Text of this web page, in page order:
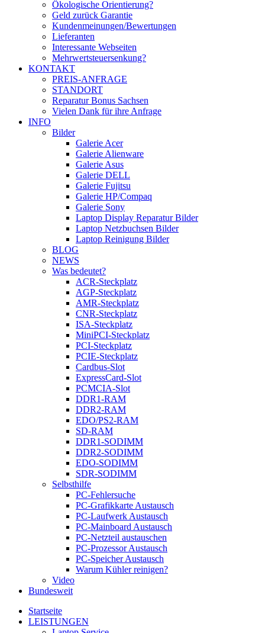
Ökologische Orientierung?
Geld zurück Garantie
Kundenmeinungen/Bewertungen
Lieferanten
Interessante Webseiten
Mehrwertsteuersenkung?
KONTAKT
PREIS-ANFRAGE
STANDORT
Reparatur Bonus Sachsen
Vielen Dank für ihre Anfrage
INFO
Bilder
Galerie Acer
Galerie Alienware
Galerie Asus
Galerie DELL
Galerie Fujitsu
Galerie HP/Compaq
Galerie Sony
Laptop Display Reparatur Bilder
Laptop Netzbuchsen Bilder
Laptop Reinigung Bilder
BLOG
NEWS
Was bedeutet?
ACR-Steckplatz
AGP-Steckplatz
AMR-Steckplatz
CNR-Steckplatz
ISA-Steckplatz
MiniPCI-Steckplatz
PCI-Steckplatz
PCIE-Steckplatz
Cardbus-Slot
ExpressCard-Slot
PCMCIA-Slot
DDR1-RAM
DDR2-RAM
EDO/PS2-RAM
SD-RAM
DDR1-SODIMM
DDR2-SODIMM
EDO-SODIMM
SDR-SODIMM
Selbsthilfe
PC-Fehlersuche
PC-Grafikkarte Austausch
PC-Laufwerk Austausch
PC-Mainboard Austausch
PC-Netzteil austauschen
PC-Prozessor Austausch
PC-Speicher Austausch
Warum Kühler reinigen?
Video
Bundesweit
Startseite
LEISTUNGEN